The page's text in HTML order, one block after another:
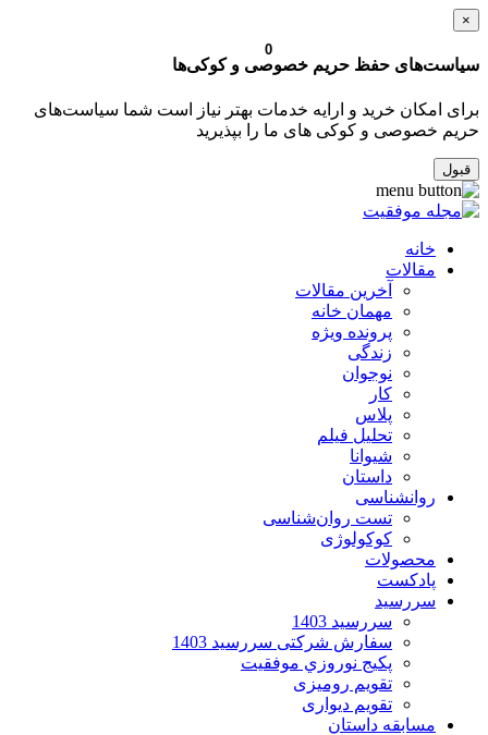
×
سیاست‌های حفظ حریم خصوصی و کوکی‌ها
برای امکان خرید و ارایه خدمات بهتر نیاز است شما سیاست‌های
حریم خصوصی و کوکی های ما را بپذیرید
قبول
خانه
مقالات
آخرین مقالات
مهمان خانه
پرونده ویژه
زندگی
نوجوان
کار
پلاس
تحلیل فیلم
شیوانا
داستان
روانشناسی
تست روان‌شناسی
کوکولوژی
محصولات
پادکست
سررسید
سررسید 1403
سفارش شرکتی سررسید 1403
پکيج نوروزي موفقيت
تقویم رومیزی
تقویم دیواری
مسابقه داستان
0